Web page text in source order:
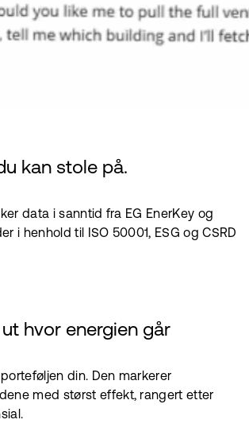
kan stole på.
data i sanntid fra EG EnerKey og
i henhold til ISO 50001, ESG og CSRD
hvor energien går
din. Den markerer
med størst effekt, rangert etter